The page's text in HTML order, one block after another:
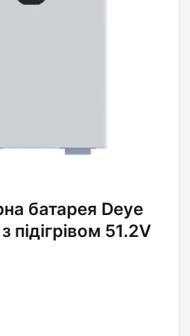
батарея Deye
підігрівом 51.2V